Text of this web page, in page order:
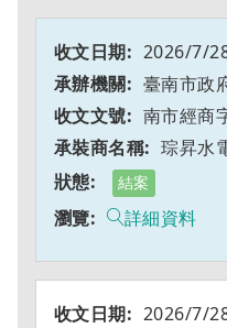
2026/7/
臺南市政
南市經商
琮昇水
結案
詳細資料
2026/7/